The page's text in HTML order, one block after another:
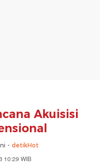
Akuisisi
- detikHot
10:29 WIB